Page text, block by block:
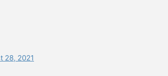
28, 2021